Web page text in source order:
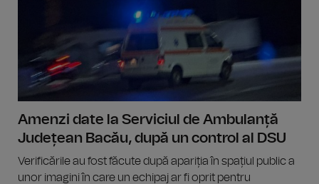
Amenzi date la Serviciul de Ambulanță
Județean Bacău, după un control al DSU
Verificările au fost făcute după apariția în spațiul public a
unor imagini în care un echipaj ar fi oprit pentru